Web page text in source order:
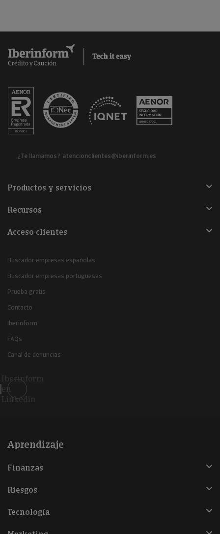
¿Te llamamos? atencionclientes@iberinform.es
Productos y servicios
Recursos
Acceso clientes
Buscador empresas españolas
Buscador empresas portuguesas
Prueba gratis
Contacto
Iberinform
FAQs
Canal de denuncias
Iberinform
en
Linkedin
Aprendizaje
Finanzas
Riesgos
Tecnología